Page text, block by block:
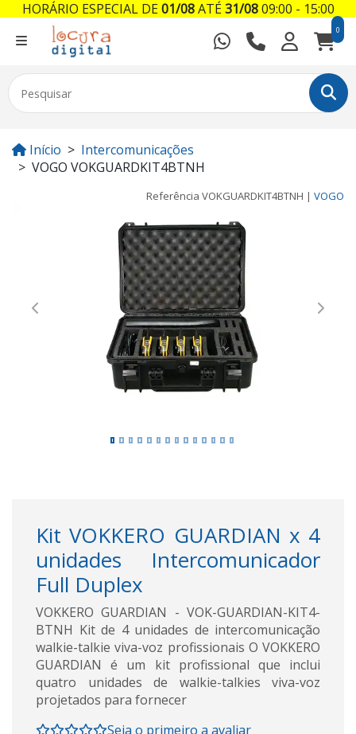
0
Início
Intercomunicações
VOGO VOKGUARDKIT4BTNH
Referência VOKGUARDKIT4BTNH | VOGO
Previous Next
Kit VOKKERO GUARDIAN x 4
unidades Intercomunicador
Full Duplex
VOKKERO GUARDIAN - VOK-GUARDIAN-KIT4-
BTNH Kit de 4 unidades de intercomunicação
walkie-talkie viva-voz profissionais O VOKKERO
GUARDIAN é um kit profissional que inclui
quatro unidades de walkie-talkies viva-voz
projetados para fornecer
Seja o primeiro a avaliar
HORÁRIO ESPECIAL DE01/08ATÉ31/0809:00 - 15:00